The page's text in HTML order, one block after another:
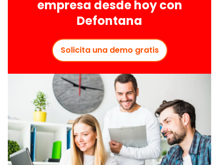
empresa desde hoy con
Defontana
Solicita una demo gratis